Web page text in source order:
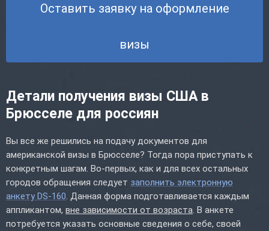
Оставить заявку на оформление
визы
Детали получения визы США в
Брюсселе для россиян
Вы все же решились на подачу документов для
американской визы в Брюсселе? Тогда пора приступать к
конкретным шагам. Во-первых, как и для всех остальных
городов обращения следует заполнить электронную
анкету DS-160 . Данная форма подготавливается каждым
аппликантом, вне зависимости от возраста . В анкете
потребуется указать основные сведения о себе, своей